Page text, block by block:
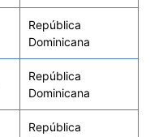
República
Dominicana
República
Dominicana
República